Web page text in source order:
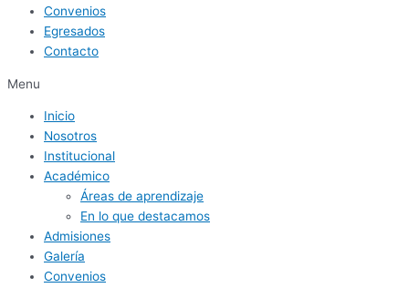
Convenios
Egresados
Contacto
Menu
Inicio
Nosotros
Institucional
Académico
Áreas de aprendizaje
En lo que destacamos
Admisiones
Galería
Convenios